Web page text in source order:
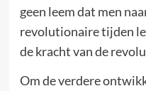
geen leem dat men
revolutionaire tijden
de kracht van de
Om de verdere